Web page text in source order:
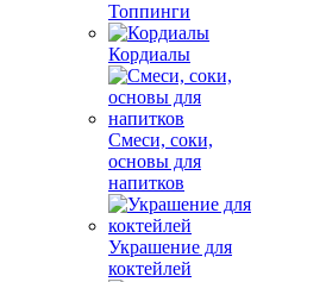
Топпинги
Кордиалы
Смеси, соки,
основы для
напитков
Украшение для
коктейлей